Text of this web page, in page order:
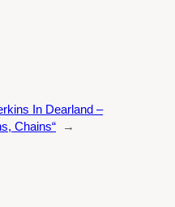
In Dearland –
Chains“
→